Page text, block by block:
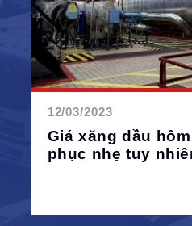
12/03/2023
Giá xăng dầu
phục nhẹ tuy